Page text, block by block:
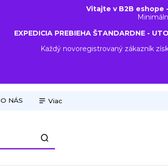
Vitajte v B2B eshope
EXPEDICIA PREBIEHA ŠTANDARDNE -
Každý novoregistrovaný zákazník
O NÁS Viac